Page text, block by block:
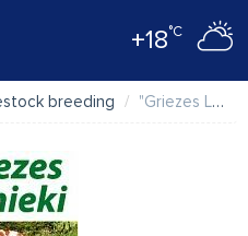
+18°C
breeding "Griezes Lejnieki" SIA